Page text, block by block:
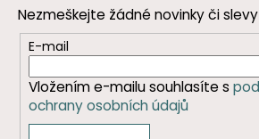
Nezmeškejte žádné novinky či
E-mail
Vložením e-mailu souhlasíte s
ochrany osobních údajů